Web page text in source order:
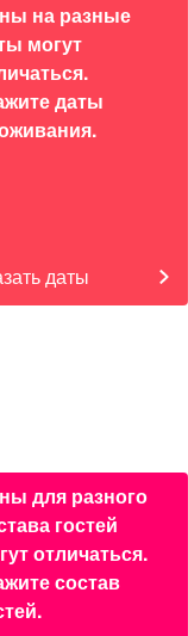
на разные
могут
даты
даты
для разного
гостей
отличаться.
состав